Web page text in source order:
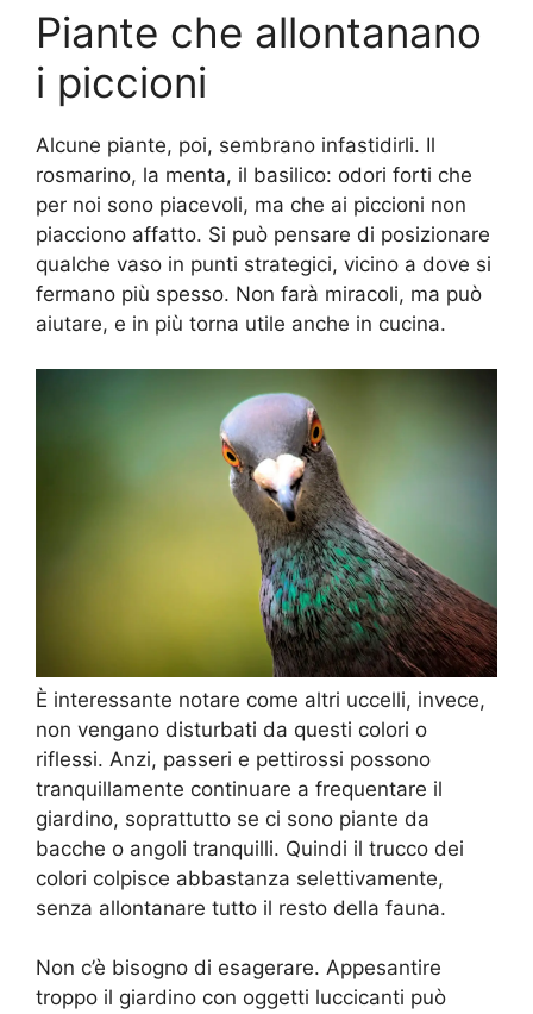
Piante che allontanano
i piccioni
Alcune piante, poi, sembrano infastidirli. Il
rosmarino, la menta, il basilico: odori forti che
per noi sono piacevoli, ma che ai piccioni non
piacciono affatto. Si può pensare di posizionare
qualche vaso in punti strategici, vicino a dove si
fermano più spesso. Non farà miracoli, ma può
aiutare, e in più torna utile anche in cucina.
È interessante notare come altri uccelli, invece,
non vengano disturbati da questi colori o
riflessi. Anzi, passeri e pettirossi possono
tranquillamente continuare a frequentare il
giardino, soprattutto se ci sono piante da
bacche o angoli tranquilli. Quindi il trucco dei
colori colpisce abbastanza selettivamente,
senza allontanare tutto il resto della fauna.
Non c’è bisogno di esagerare. Appesantire
troppo il giardino con oggetti luccicanti può